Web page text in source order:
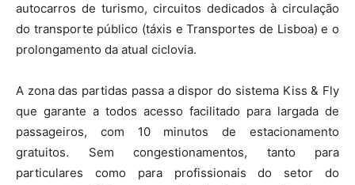
autocarros de turismo, circuitos dedicados à circulação
do transporte público (táxis e Transportes de Lisboa) e o
prolongamento da atual ciclovia.
A zona das partidas passa a dispor do sistema Kiss & Fly
que garante a todos acesso facilitado para largada de
passageiros, com 10 minutos de estacionamento
gratuitos. Sem congestionamentos, tanto para
particulares como para profissionais do setor do